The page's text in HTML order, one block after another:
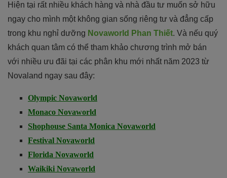
Hiện tại rất nhiều khách hàng và nhà đầu tư muốn sở hữu
ngay cho mình một không gian sống riêng tư và đẳng cấp
trong khu nghỉ dưỡng Novaworld Phan Thiết. Và nếu quý
khách quan tâm có thể tham khảo chương trình mở bán
với nhiều ưu đãi tại các phân khu mới nhất năm 2023 từ
Novaland ngay sau đây:
Olympic Novaworld
Monaco Novaworld
Shophouse Santa Monica Novaworld
Festival Novaworld
Florida Novaworld
Waikiki Novaworld